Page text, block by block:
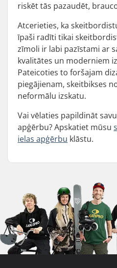
riskēt tās pazaudēt,
Atcerieties, ka
īpaši radīti tikai
zīmoli ir labi pazīstami ar
kvalitātes un moderniem
Pateicoties to foršajam
piegājienam, skeitbikses
neformālu izskatu.
Vai vēlaties papildināt
apģērbu? Apskatiet mūsu
ielas apģērbu klāstu.